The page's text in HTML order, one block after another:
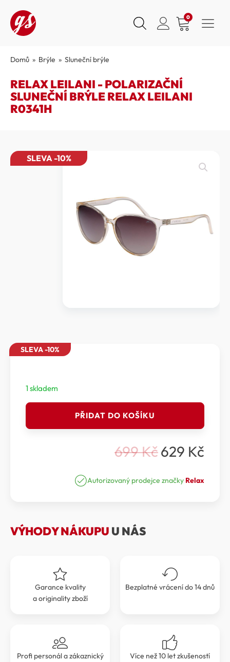
0
Domů » Brýle » Sluneční brýle
RELAX LEILANI - POLARIZAČNÍ
SLUNEČNÍ BRÝLE RELAX LEILANI
R0341H
SLEVA -10%
SLEVA -10%
1 skladem
-
PŘIDAT DO KOŠÍKU
699Kč
Původní
byla:
629 Kč
Aktuální
je:
Autorizovaný prodejce značky Relax
VÝHODY NÁKUPU U NÁS
Garance kvality
a originality zboží
Bezplatné vrácení do 14 dnů
Profi personál a zákaznický
Více než 10 let zkušeností